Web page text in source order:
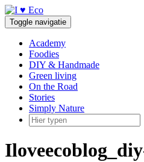
Doorgaan
naar
inhoud
Toggle navigatie
Academy
Foodies
DIY & Handmade
Green living
On the Road
Stories
Simply Nature